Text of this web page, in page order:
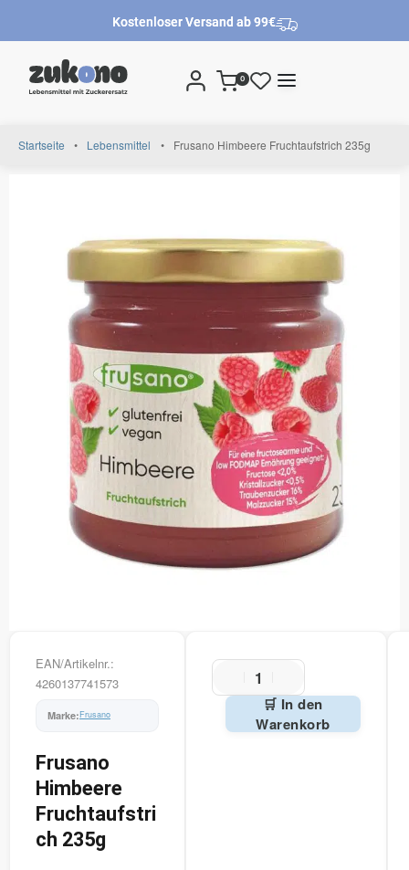
Kostenloser Versand ab 99€
0
Startseite • Lebensmittel • Frusano Himbeere Fruchtaufstrich 235g
EAN/Artikelnr.:
4260137741573
Frusano
Frusano
Himbeere
Fruchtaufstri
ch 235g
🛒 In den
Warenkorb